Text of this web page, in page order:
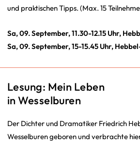
und praktischen Tipps. (Max. 15
Sa, 09. September, 11.30-12.15 Uhr,
Sa, 09. September, 15-15.45 Uhr,
Lesung: Mein Leben
in Wesselburen
Der Dichter und Dramatiker Friedrich
Wesselburen geboren und verbrachte